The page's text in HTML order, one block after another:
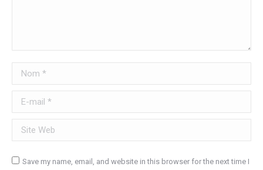
Nom *
E-mail *
Site Web
Save my name, email, and website in this browser for the next time I